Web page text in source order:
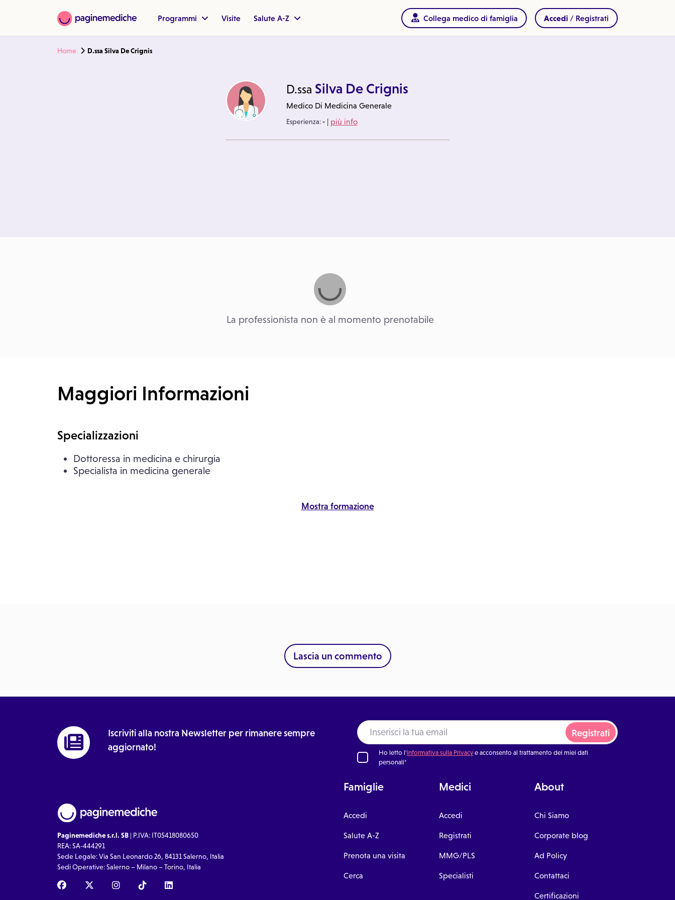
Programmi Visite Salute A-Z Collega medico di famiglia Accedi / Registrati
Home D.ssa Silva De Crignis
D.ssa Silva De Crignis
Medico Di Medicina Generale
Esperienza:-| più info
La professionista non è al momento prenotabile
Maggiori Informazioni
Specializzazioni
Dottoressa in medicina e chirurgia
Specialista in medicina generale
Mostra formazione
Lascia un commento
Iscriviti alla nostra Newsletter per rimanere sempre
aggiornato!
Registrati
Ho letto l'Informativa sulla Privacye acconsento al trattamento dei miei dati
personali*
Paginemediche s.r.l. SB | P.IVA: IT05418080650
REA: SA-444291
Sede Legale: Via San Leonardo 26, 84131 Salerno, Italia
Sedi Operative: Salerno – Milano – Torino, Italia
Famiglie
Accedi
Salute A-Z
Prenota una visita
Cerca
Medici
Accedi
Registrati
MMG/PLS
Specialisti
About
Chi Siamo
Corporate blog
Ad Policy
Contattaci
Certificazioni